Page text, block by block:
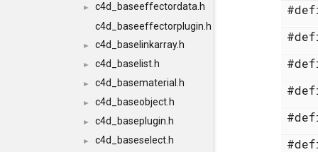
►
c4d_baseeffectordata.h
c4d_baseeffectorplugin.h
► c4d_baselinkarray.h
► c4d_baselist.h
► c4d_basematerial.h
► c4d_baseobject.h
► c4d_baseplugin.h
► c4d_baseselect.h